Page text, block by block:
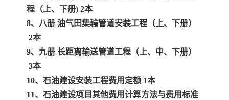
程（上、下册) 2本
8、八册 油气田集输管道安装工程（上、下册）
2本
9、九册 长距离输送管道工程（上、中、下册）
3本
10、 石油建设安装工程费用定额 1本
11、 石油建设项目其他费用计算方法与费用标准
云南省建设工程预算定额
陕西省水利工程概预算定
冶金工业建设工程概算定
额
天津建设工程预算定额 20kv及以下配电网工程预